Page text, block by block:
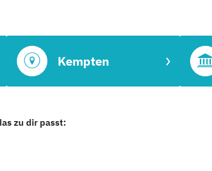
Kempten
zu dir passt: